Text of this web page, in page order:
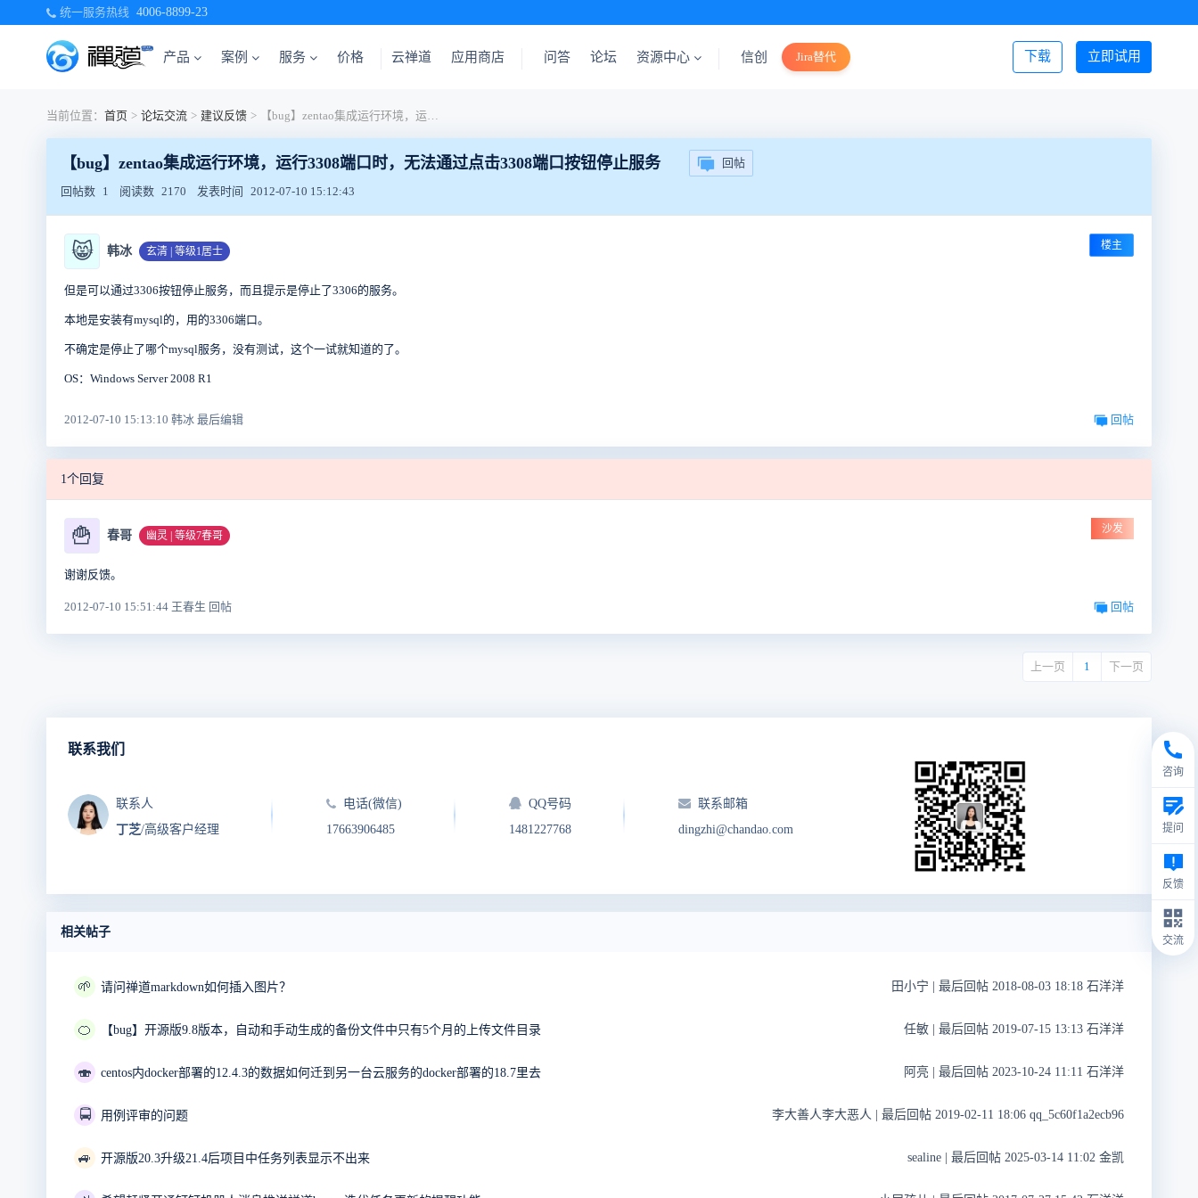
统一服务热线 4006-8899-23
产品 案例 服务 价格 立即试用
下载
云禅道 应用商店 问答 论坛 资源中心 信创 Jira替代 登录/注册
当前位置： 首页 > 论坛交流 > 建议反馈 > 【bug】zentao集成运行环境，运行3308端口时，无法通过点击3308端口按钮停止服务
【bug】zentao集成运行环境，运行3308端口时，无法通过点击3308端口按钮停止服务 回帖
回帖数 1 阅读数 2170 发表时间 2012-07-10 15:12:43
😸 韩冰 玄清 | 等级1居士 楼主
但是可以通过3306按钮停止服务，而且提示是停止了3306的服务。
本地是安装有mysql的，用的3306端口。
不确定是停止了哪个mysql服务，没有测试，这个一试就知道的了。
OS：Windows Server 2008 R1
2012-07-10 15:13:10 韩冰 最后编辑 回帖
1个回复
🍟 春哥 幽灵 | 等级7春哥
沙发
谢谢反馈。
2012-07-10 15:51:44 王春生 回帖 回帖
上一页 1 下一页
联系我们
联系人
丁芝/高级客户经理
电话(微信)
17663906485
QQ号码
1481227768
联系邮箱
dingzhi@chandao.com
相关帖子
🌱 请问禅道markdown如何插入图片？ 田小宁 最后回帖 2018-08-03 18:18 石洋洋
🍊 【bug】开源版9.8版本，自动和手动生成的备份文件中只有5个月的上传文件目录 任敏 最后回帖 2019-07-15 13:13 石洋洋
🍣 centos内docker部署的12.4.3的数据如何迁到另一台云服务的docker部署的18.7里去 阿亮 最后回帖 2023-10-24 11:11 石洋洋
🚍 用例评审的问题 李大善人李大恶人 最后回帖 2019-02-11 18:06 qq_5c60f1a2ecb96
🚙 开源版20.3升级21.4后项目中任务列表显示不出来 sealine 最后回帖 2025-03-14 11:02 金凯
咨询
提问
反馈
交流